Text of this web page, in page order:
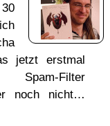
jetzt erstmal
Filter
noch nicht…